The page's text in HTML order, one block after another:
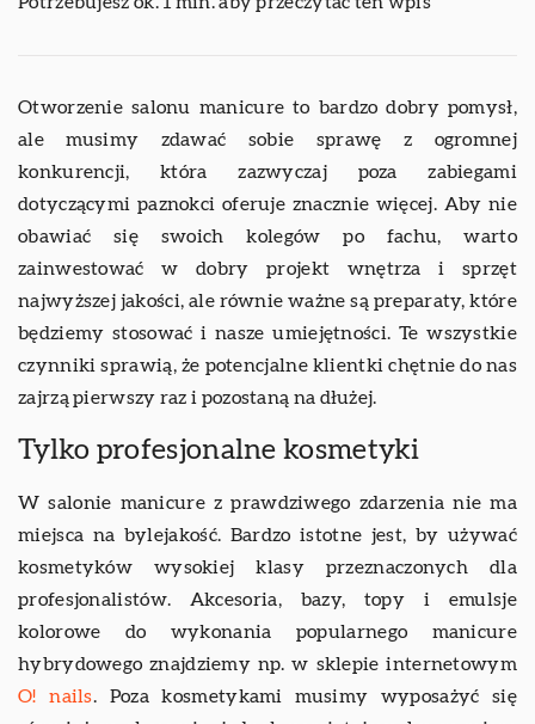
Otworzenie salonu manicure to bardzo dobry pomysł,
ale musimy zdawać sobie sprawę z ogromnej
konkurencji, która zazwyczaj poza zabiegami
dotyczącymi paznokci oferuje znacznie więcej. Aby nie
obawiać się swoich kolegów po fachu, warto
zainwestować w dobry projekt wnętrza i sprzęt
najwyższej jakości, ale równie ważne są preparaty, które
będziemy stosować i nasze umiejętności. Te wszystkie
czynniki sprawią, że potencjalne klientki chętnie do nas
zajrzą pierwszy raz i pozostaną na dłużej.
Tylko profesjonalne kosmetyki
W salonie manicure z prawdziwego zdarzenia nie ma
miejsca na bylejakość. Bardzo istotne jest, by używać
kosmetyków wysokiej klasy przeznaczonych dla
profesjonalistów. Akcesoria, bazy, topy i emulsje
kolorowe do wykonania popularnego manicure
hybrydowego znajdziemy np. w sklepie internetowym
O! nails. Poza kosmetykami musimy wyposażyć się